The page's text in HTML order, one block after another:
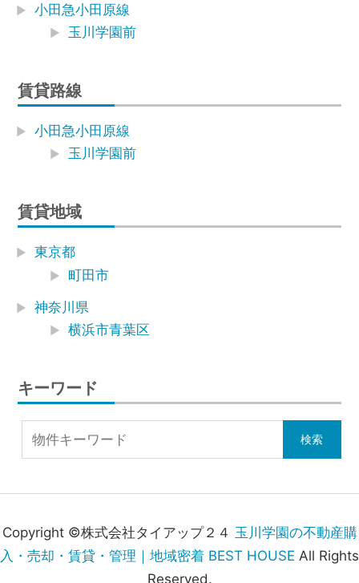
小田急小田原線
玉川学園前
賃貸路線
小田急小田原線
玉川学園前
賃貸地域
東京都
町田市
神奈川県
横浜市青葉区
キーワード
Copyright ©株式会社タイアップ２４ 玉川学園の不動産購
入・売却・賃貸・管理｜地域密着 BEST HOUSE All Rights
Reserved.